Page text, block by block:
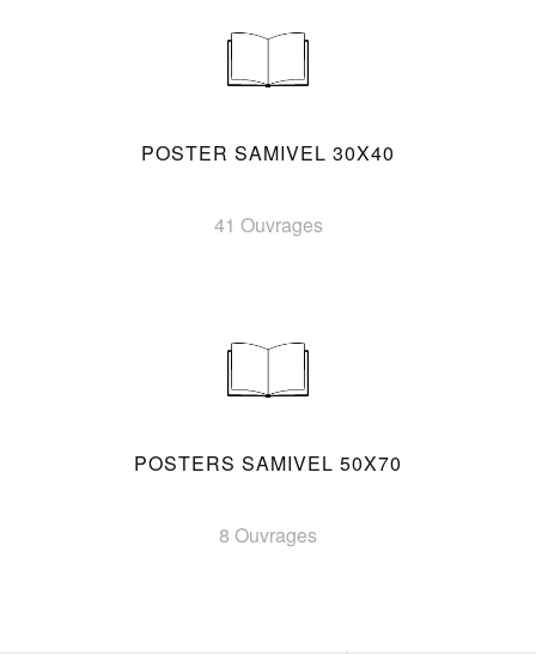
POSTER SAMIVEL 30X40
41 Ouvrages
POSTERS SAMIVEL 50X70
8 Ouvrages